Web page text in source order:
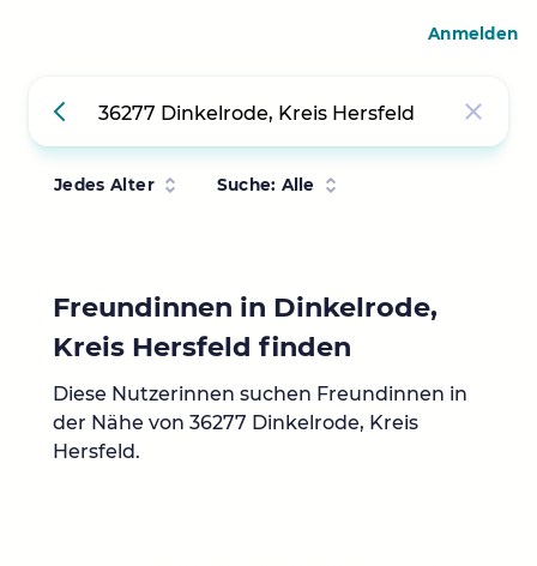
Jedes Alter Suche: Alle
Freundinnen in Dinkelrode,
Kreis Hersfeld finden
Diese Nutzerinnen suchen Freundinnen in
der Nähe von 36277 Dinkelrode, Kreis
Hersfeld.
Anmelden